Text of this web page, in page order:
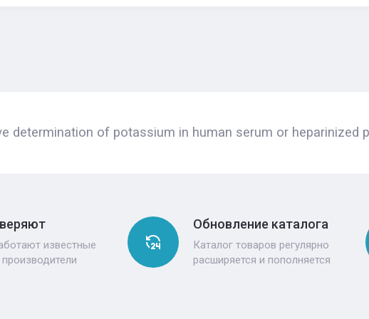
determination of potassium in human serum or heparinized
известные
Обновление каталога
Каталог товаров регулярно
расширяется и пополняется